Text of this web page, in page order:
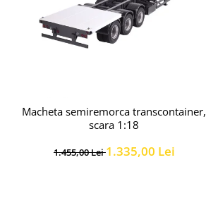
Macheta semiremorca transcontainer,
scara 1:18
1.455,00 Lei1.335,00 Lei